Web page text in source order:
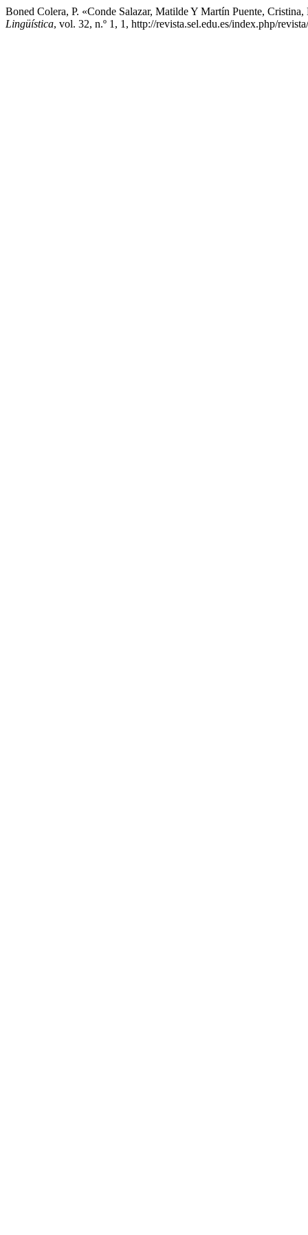
Boned Colera, P. «Conde Salazar, Matilde Y Martín Puente,
Lingüística, vol. 32, n.º 1, 1, http://revista.sel.edu.es/index.php/